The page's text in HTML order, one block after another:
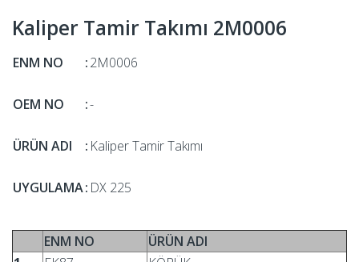
Kaliper Tamir Takımı 2M0006
ENM NO :2M0006
OEM NO :-
ÜRÜN ADI : Kaliper Tamir Takımı
UYGULAMA: DX 225
ENM NO
ÜRÜN ADI